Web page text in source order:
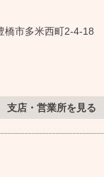
橋市多米西町2-4-18
支店・営業所を見る